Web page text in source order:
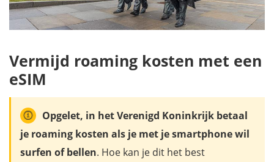
Vermijd roaming kosten met een
eSIM
Opgelet, in het Verenigd Koninkrijk betaal
je roaming kosten als je met je smartphone wil
surfen of bellen. Hoe kan je dit het best